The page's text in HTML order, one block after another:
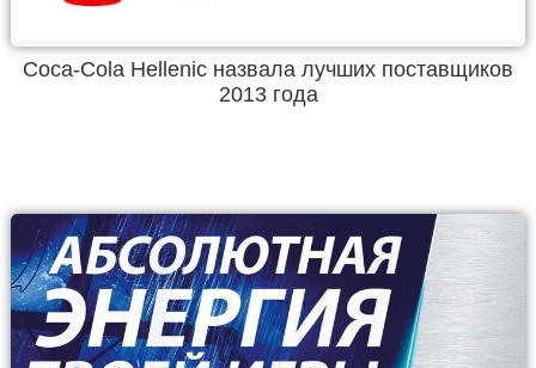
Coca-Cola Hellenic назвала лучших поставщиков
2013 года